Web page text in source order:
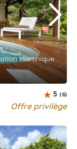
Martinique
Offre privilège
5 (6)